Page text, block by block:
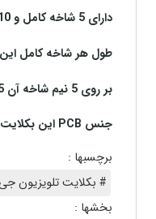
دارای 5 شاخه کامل و 10 نیم شاخه است که بر روی 5 نیم شاخه آن
طول هر شاخه کامل این مدل
بر روی 5 نیم شاخه آن 68.5 ( هفت ال ای دی ) و 5 نیم شاخه دیگر ( شش ال ای دی ) 58.5 سانتی متر است و با ولتاژ 3
جنس PCB این
برچسبها :
# بکلایت تلویزیون
بخشها :